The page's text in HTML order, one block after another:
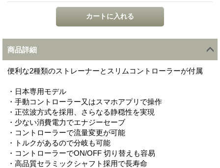
商品詳細
便利な2種類のストレーナーとスリムコントローラーが付属
・日本専用モデル
・手動コントローラー又はスマホアプリで操作
・正弦波方式を採用、さらなる静穏性を実現
・少ない消費電力でエナジーセーブ
・コントローラーで流量変更が可能
・トルクがあるので分岐も可能
・コントローラーでON/OFF 切り替えも容易
・高品質セラミックシャフト採用で長寿命